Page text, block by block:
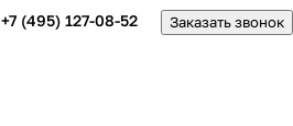
+7 (495) 127-08-52 Заказать звонок